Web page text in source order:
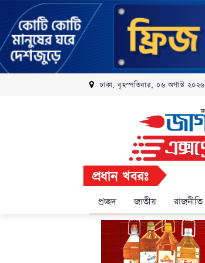
ঢাকা, বৃহস্পতিবার, ০৬ অগাস্ট ২০২৬
প্রধান খবরঃ
প্রচ্ছদ জাতীয় রাজনীতি